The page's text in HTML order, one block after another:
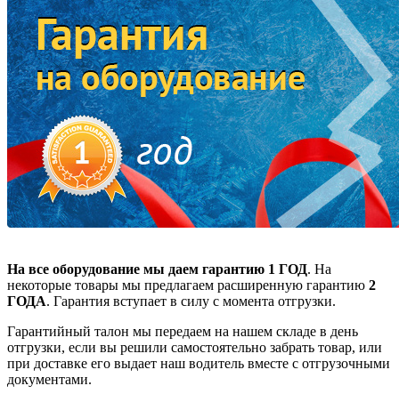
На все оборудование мы даем гарантию 1 ГОД. На
некоторые товары мы предлагаем расширенную гарантию 2
ГОДА. Гарантия вступает в силу с момента отгрузки.
Гарантийный талон мы передаем на нашем складе в день
отгрузки, если вы решили самостоятельно забрать товар, или
при доставке его выдает наш водитель вместе с отгрузочными
документами.